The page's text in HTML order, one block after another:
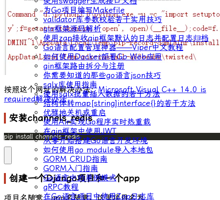
为Go项目编写Makefile
validator库参数校验若干实用技巧
gin框架源码解析
使用zap接收gin框架默认的日志并配置日志归档
Go语言配置管理神器——Viper中文教程
如何使用Docker部署Go Web应用
gin框架路由拆分与注册
你需要知道的那些go语言json技巧
sqlx库使用指南
使用sqlx批量插入数据的若干方法
结构体转map[string]interface{}的若干方法
优雅地关机或重启
使用Air实现Go程序实时热重载
在gin框架中使用JWT
从零开始搭建Go语言开发环境
如何使用go module导入本地包
GORM CRUD指南
GORM入门指南
Go语言中的单例模式
gRPC教程
在Go语言项目中使用Zap日志库
按照这个网址的解决办法：Microsoft Visual C++ 14.0 is
required解决办法
安装channels_redis
pip install channels_redis
创建一个Django项目和一个app
项目名随意，app名随意。这里项目名为